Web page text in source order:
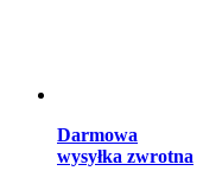
Darmowa
wysyłka zwrotna